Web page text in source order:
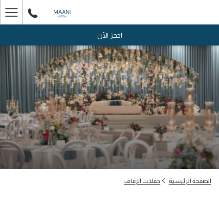
احجز الآن
الصفحة الرئيسية حفلات الزفاف